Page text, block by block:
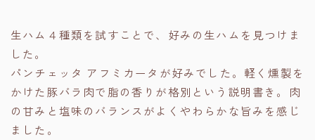
生ハム４種類を試すことで、好みの生ハムを見つけま
した。
パンチェッタ アフミカータが好みでした。軽く燻製を
かけた豚バラ肉で脂の香りが格別という説明書き。肉
の甘みと塩味のバランスがよくやわらかな旨みを感じ
ました。